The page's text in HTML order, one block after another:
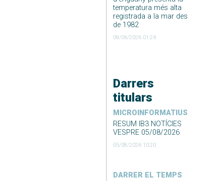
temperatura més alta
registrada a la mar des
de 1982
09/06/2026 01:24
Darrers
titulars
MICROINFORMATIUS
RESUM IB3 NOTÍCIES
VESPRE 05/08/2026
05/08/2026 10:20
DARRER EL TEMPS